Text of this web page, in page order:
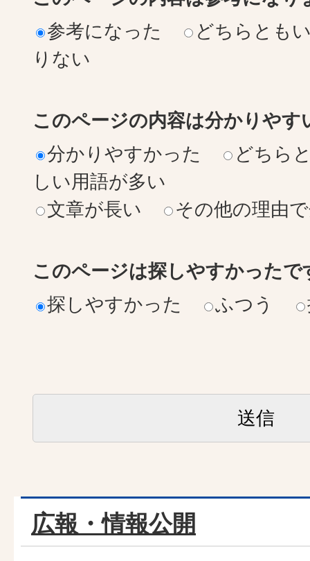
参考になった
どちらとも
りない
このページの内容は分かりやす
分かりやすかった
どちら
しい用語が多い
文章が長い
その他の理由
このページは探しやすかったで
探しやすかった
ふつう
広報・情報公開